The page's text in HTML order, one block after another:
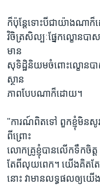
ក៏ប៉ុន្តែទោះបីជាយ៉ាងណា
វិចិត្រសិល្បៈផែ្នកល្ខោនប
មាន
សុទិដ្ឋិនិយមចំពោះល្ខោនបា
ស្ថាន
ភាពបែបណាក៏ដោយ។
"ការណ៍ពិតទៅ ពួកខ្ញុំមិន
ពីព្រោះ
លោកគ្រូខ្ញុំបានលើកទឹកចិត្
តែពីលុយពេក។ យើងគិតត
នោះ វាមានលទ្ធផលឲ្យយើង